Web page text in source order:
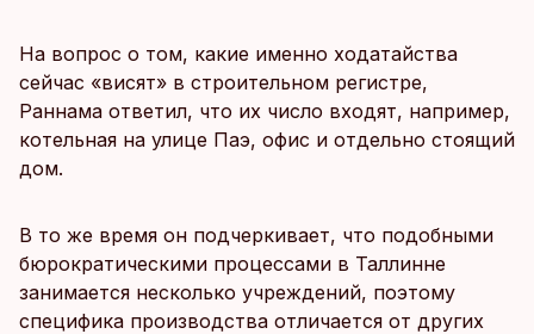
На вопрос о том, какие именно ходатайства
сейчас «висят» в строительном регистре,
Раннама ответил, что их число входят, например,
котельная на улице Паэ, офис и отдельно стоящий
дом.
В то же время он подчеркивает, что подобными
бюрократическими процессами в Таллинне
занимается несколько учреждений, поэтому
специфика производства отличается от других